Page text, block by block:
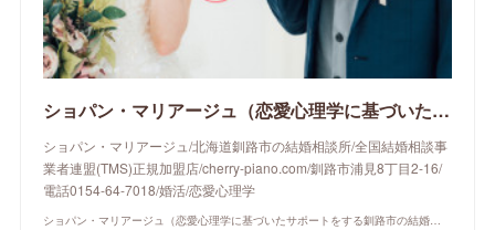
ショパン・マリアージュ（恋愛心理学に基づいたサポートをする釧路市の結婚相談所）/ 全国結婚相談事業者連盟正規加盟店 / cherry-piano.com
ショパン・マリアージュ/北海道釧路市の結婚相談所/全国結婚相談事
業者連盟(TMS)正規加盟店/cherry-piano.com/釧路市浦見8丁目2-16/
電話0154-64-7018/婚活/恋愛心理学
ショパン・マリアージュ（恋愛心理学に基づいたサポートをする釧路市の結婚相談所）/ 全国結婚相談事業者連盟正規加盟店 / cherry-piano.com